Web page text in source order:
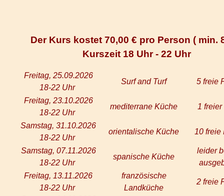
Der Kurs kostet 70,00 € pro Person ( min.
Kurszeit 18 Uhr - 22 Uhr
Freitag, 25.09.2026
18-22 Uhr
Surf and Turf 5 freie
Freitag, 23.10.2026
18-22 Uhr
mediterrane Küche 1
Samstag, 31.10.2026
18-22 Uhr
orientalische Küche 10 freie
Samstag, 07.11.2026
18-22 Uhr
spanische Küche
leider
Freitag, 13.11.2026
18-22 Uhr
französische
Landküche
2 freie